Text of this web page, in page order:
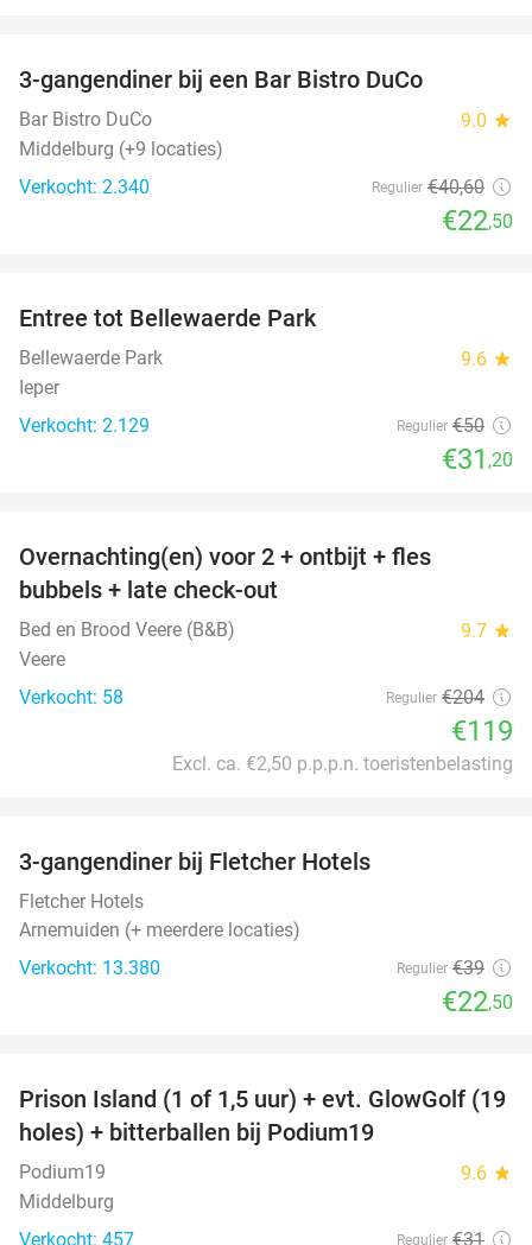
3-gangendiner bij een Bar Bistro DuCo
Bar Bistro DuCo 9.0 star
Middelburg (+9 locaties)
Verkocht: 2.340
Regulier €40,60
€22,50
Entree tot Bellewaerde Park
Bellewaerde Park 9.6 star
Ieper
Verkocht: 2.129
Regulier €50
€31 ,20
Overnachting(en) voor 2 + ontbijt + fles
bubbels + late check-out
Bed en Brood Veere (B&B) 9.7 star
Veere
Verkocht: 58
Regulier €204
€119
Excl. ca. €2,50 p.p.p.n. toeristenbelasting
3-gangendiner bij Fletcher Hotels
Fletcher Hotels
Arnemuiden (+ meerdere locaties)
Verkocht: 13.380
Regulier €39
€22,50
36%
Prison Island (1 of 1,5 uur) + evt. GlowGolf (19
holes) + bitterballen bij Podium19
Podium19 9.6 star
Middelburg
Verkocht: 457
Regulier €31